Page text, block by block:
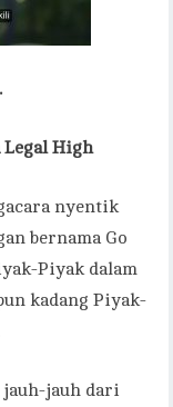
Legal High
nyentik
bernama Go
Piyak dalam
kadang Piyak-
jauh dari